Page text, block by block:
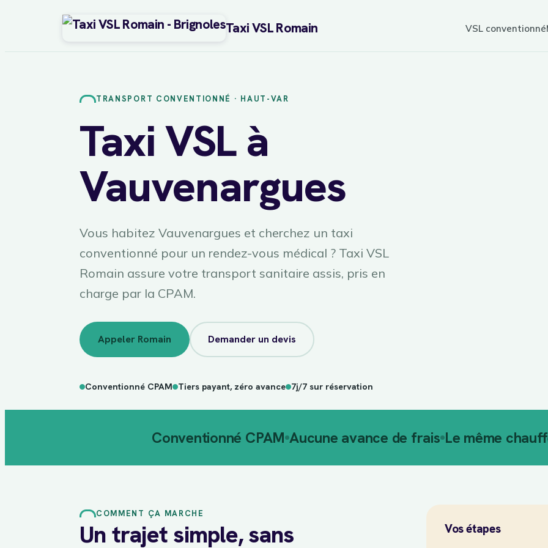
Taxi VSL Romain VSL conventionné
TRANSPORT CONVENTIONNÉ · HAUT-VAR
Taxi VSL à
Vauvenargues
Vous habitez Vauvenargues et cherchez un taxi
conventionné pour un rendez-vous médical ? Taxi VSL
Romain assure votre transport sanitaire assis, pris en
charge par la CPAM.
Appeler Romain Demander un devis
Conventionné CPAM Tiers payant, zéro avance 7j/7 sur réservation
Conventionné CPAM Aucune avance de frais Le même
COMMENT ÇA MARCHE
Un trajet simple, sans
Vos étapes